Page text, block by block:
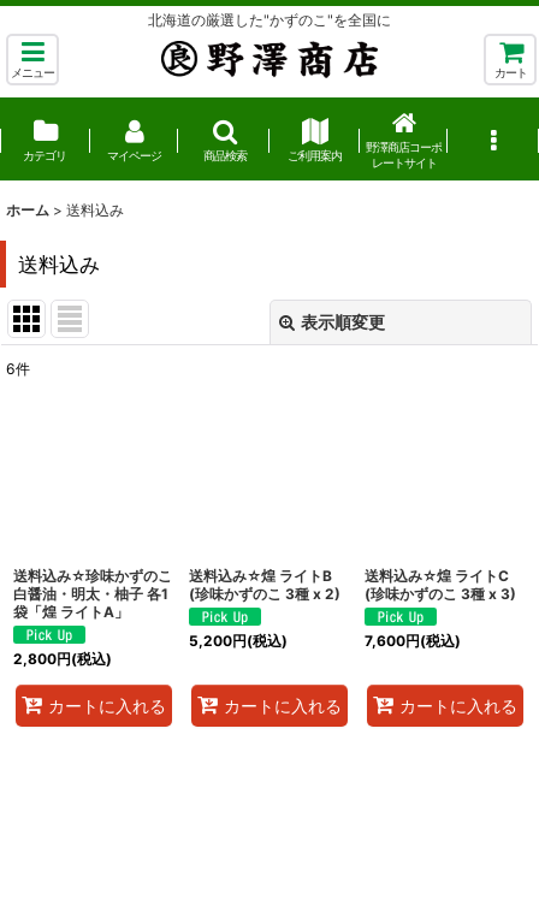
北海道の厳選した"かずのこ"を全国に
メニュー カート
カテゴリ マイページ 商品検索 ご利用案内
野澤商店コーポ
レートサイト
ホーム > 送料込み
送料込み
表示順変更
6件
送料込み☆珍味かずのこ
白醤油・明太・柚子 各1
袋「煌 ライトA」
2,800円(税込)
カートに入れる
送料込み☆煌 ライトB
(珍味かずのこ 3種 x 2)
5,200円(税込)
カートに入れる
送料込み☆煌 ライトC
(珍味かずのこ 3種 x 3)
7,600円(税込)
カートに入れる